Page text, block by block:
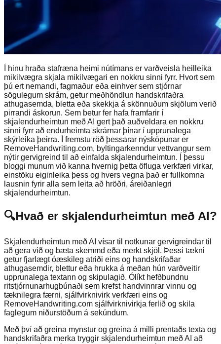
Í hinu hraða stafræna heimi nútímans er varðveisla heilleika
mikilvægra skjala mikilvægari en nokkru sinni fyrr. Hvort sem
þú ert nemandi, fagmaður eða einhver sem stjórnar
sögulegum skrám, getur meðhöndlun handskrifaðra
athugasemda, bletta eða skekkja á skönnuðum skjölum verið
pirrandi áskorun. Sem betur fer hafa framfarir í
skjalendurheimtun með AI gert það auðveldara en nokkru
sinni fyrr að endurheimta skrárnar þínar í upprunalega
skýrleika þeirra. Í fremstu röð þessarar nýsköpunar er
RemoveHandwriting.com, byltingarkenndur vettvangur sem
nýtir gervigreind til að einfalda skjalendurheimtun. Í þessu
bloggi munum við kanna hvernig þetta öfluga verkfæri virkar,
einstöku eiginleika þess og hvers vegna það er fullkomna
lausnin fyrir alla sem leita að hröðri, áreiðanlegri
skjalendurheimtun.
🔍Hvað er skjalendurheimtun með AI?
Skjalendurheimtun með AI vísar til notkunar gervigreindar til
að gera við og bæta skemmd eða merkt skjöl. Þessi tækni
getur fjarlægt óæskileg atriði eins og handskrifaðar
athugasemdir, blettur eða hrukka á meðan hún varðveitir
upprunalega textann og skipulagið. Ólíkt hefðbundnu
ritstjórnunarhugbúnaði sem krefst handvinnrar vinnu og
tæknilegra færni, sjálfvirknivirk verkfæri eins og
RemoveHandwriting.com sjálfvirknivirkja ferlið og skila
faglegum niðurstöðum á sekúndum.
Með því að greina mynstur og greina á milli prentaðs texta og
handskrifaðra merka tryggir skjalendurheimtun með AI að